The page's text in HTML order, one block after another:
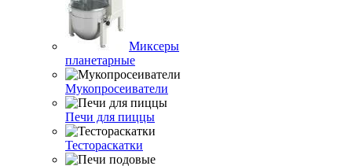
Миксеры
планетарные
Мукопросеиватели
Печи для пиццы
Тестораскатки